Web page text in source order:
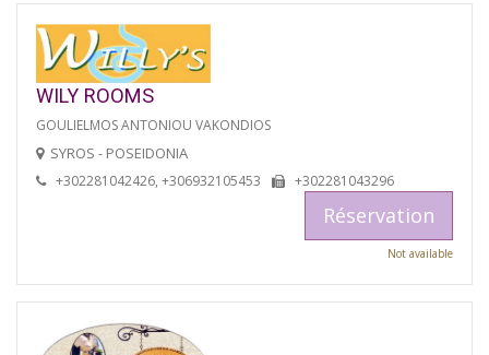
WILY ROOMS
GOULIELMOS ANTONIOU VAKONDIOS
SYROS - POSEIDONIA
+302281042426, +306932105453 +302281043296
Réservation
Not available